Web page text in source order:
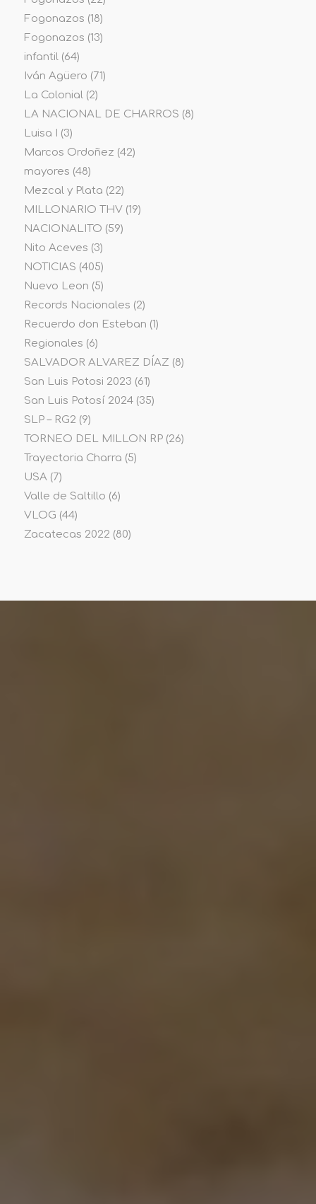
Fogonazos (18)
Fogonazos (13)
infantil(64)
Iván Agüero (71)
La Colonial(2)
LA NACIONAL DE CHARROS (8)
Luisa I
(3)
Marcos Ordoñez (42)
mayores (48)
Mezcal y Plata (22)
MILLONARIO THV(19)
NACIONALITO (59)
Nito Aceves (3)
NOTICIAS (405)
Nuevo Leon (5)
Records Nacionales (2)
Recuerdo don Esteban (1)
Regionales (6)
SALVADOR ALVAREZ DÍAZ (8)
San Luis Potosi 2023 (61)
San Luis Potosí 2024(35)
SLP – RG2 (9)
TORNEO DEL MILLON RP(26)
Trayectoria Charra (5)
USA(7)
Valle de Saltillo (6)
VLOG (44)
Zacatecas 2022 (80)